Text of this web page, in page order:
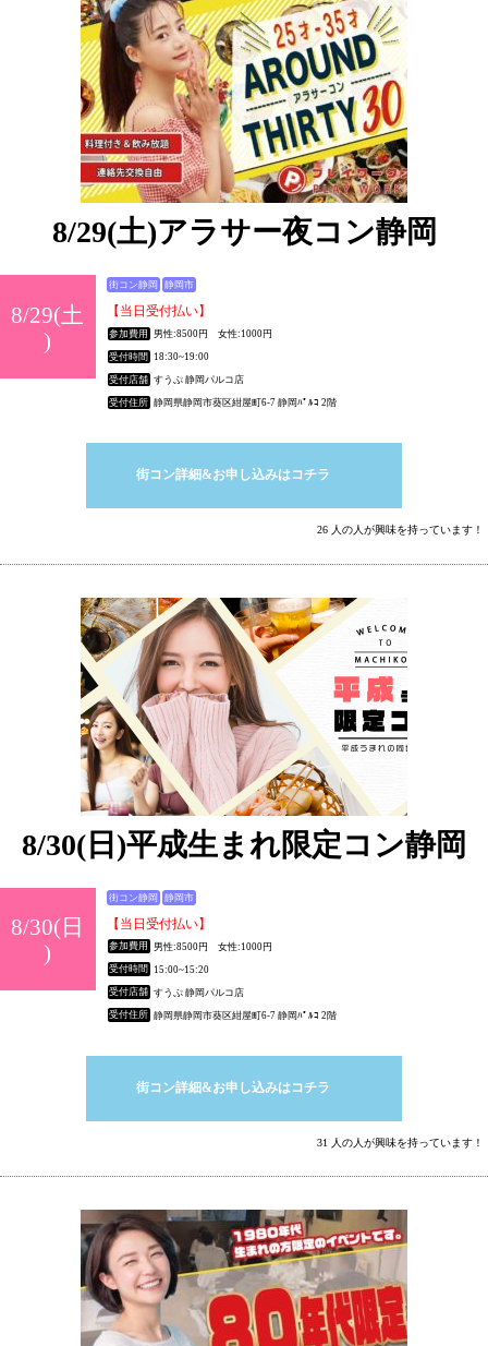
8/29(土)アラサー夜コン静岡
8/29(土
)
街コン静岡 静岡市
【当日受付払い】
参加費用 男性:8500円 女性:1000円
受付時間 18:30~19:00
受付店舗 すうぷ 静岡パルコ店
受付住所 静岡県静岡市葵区紺屋町6-7 静岡ﾊﾟﾙｺ 2階
街コン詳細&お申し込みはコチラ
26 人の人が興味を持っています！
8/30(日)平成生まれ限定コン静岡
8/30(日
)
街コン静岡 静岡市
【当日受付払い】
参加費用 男性:8500円 女性:1000円
受付時間 15:00~15:20
受付店舗 すうぷ 静岡パルコ店
受付住所 静岡県静岡市葵区紺屋町6-7 静岡ﾊﾟﾙｺ 2階
街コン詳細&お申し込みはコチラ
31 人の人が興味を持っています！